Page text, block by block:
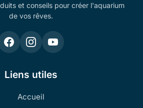
et conseils pour créer l'aquarium
de vos rêves.
Liens utiles
Accueil